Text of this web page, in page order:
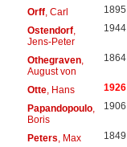
Orff, Carl 1895
Ostendorf,
Jens-Peter
1944
Othegraven,
August von
1864
Otte, Hans 1926
Papandopoulo,
Boris
1906
Peters , Max 1849